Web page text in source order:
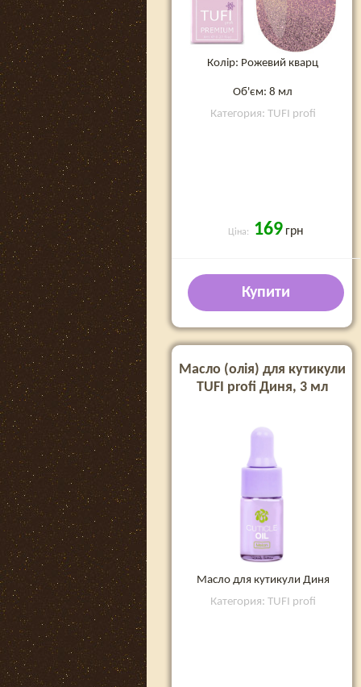
Колір: Рожевий кварц
Об'єм: 8 мл
Категория: TUFI profi
Ціна: 169 грн
Купити
Масло (олія) для кутикули
TUFI profi Диня, 3 мл
Масло для кутикули Диня
Категория: TUFI profi